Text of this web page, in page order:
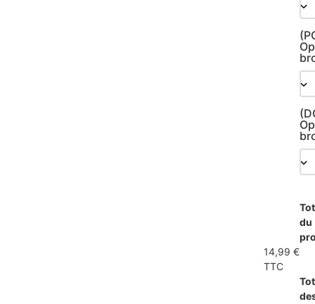
du
14,99 €
TTC